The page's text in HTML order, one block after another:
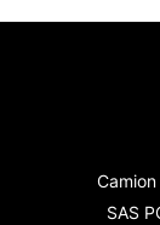
SAS